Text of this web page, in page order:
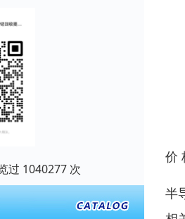
过 1040277 次
价
半